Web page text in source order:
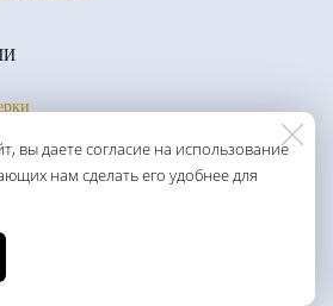
вы даете согласие на использование
нам сделать его удобнее для